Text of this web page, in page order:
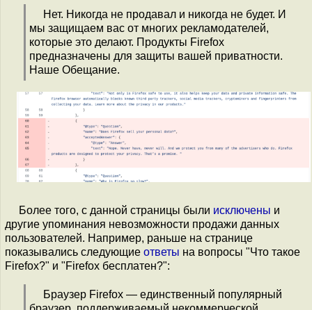
Нет. Никогда не продавал и никогда не будет. И
мы защищаем вас от многих рекламодателей,
которые это делают. Продукты Firefox
предназначены для защиты вашей приватности.
Наше Обещание.
Более того, с данной страницы были исключены и
другие упоминания невозможности продажи данных
пользователей. Например, раньше на странице
показывались следующие ответы на вопросы "Что такое
Firefox?" и "Firefox бесплатен?":
Браузер Firefox — единственный популярный